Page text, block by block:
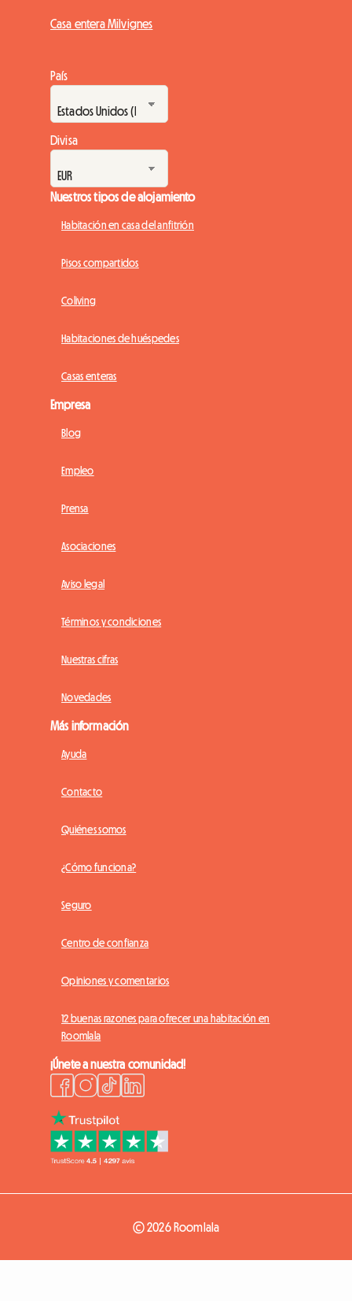
Casa entera Milvignes
País
Divisa
Nuestros tipos de alojamiento
Habitación en casa del anfitrión
Pisos compartidos
Coliving
Habitaciones de huéspedes
Casas enteras
Empresa
Blog
Empleo
Prensa
Asociaciones
Aviso legal
Términos y condiciones
Nuestras cifras
Novedades
Más información
Ayuda
Contacto
Quiénes somos
¿Cómo funciona?
Seguro
Centro de confianza
Opiniones y comentarios
12 buenas razones para ofrecer una habitación en
Roomlala
¡Únete a nuestra comunidad!
© 2026 Roomlala